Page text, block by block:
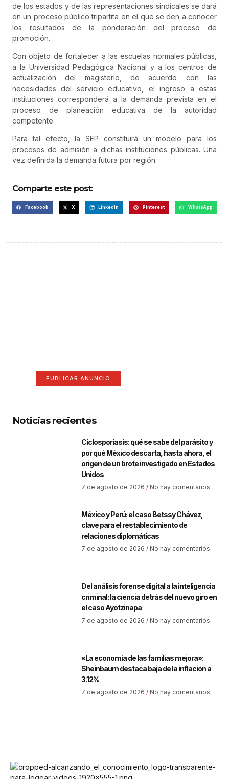
de los estados y de las representaciones sindicales se dará
en un proceso público tripartita en el que se den a conocer
los resultados de la ponderación del proceso de
promoción.
Con objeto de fortalecer a las escuelas normales públicas,
a la Universidad Pedagógica Nacional y a los centros de
actualización del magisterio, de acuerdo con las
necesidades del servicio educativo, el ingreso a estas
instituciones corresponderá a la demanda prevista en el
proceso de planeación educativa de la autoridad
competente.
Para tal efecto, la SEP constituirá un modelo para los
procesos de admisión a dichas instituciones públicas. Una
vez definida la demanda futura por región.
Comparte este post:
Facebook X LinkedIn Pinterest WhatsApp
PUBLICAR ANUNCIO
Noticias recientes
Ciclosporiasis: qué se sabe del parásito y
por qué México descarta, hasta ahora, el
origen de un brote investigado en Estados
Unidos
7 de agosto de 2026 No hay comentarios
México y Perú: el caso Betssy Chávez,
clave para el restablecimiento de
relaciones diplomáticas
7 de agosto de 2026 No hay comentarios
Del análisis forense digital a la inteligencia
criminal: la ciencia detrás del nuevo giro en
el caso Ayotzinapa
7 de agosto de 2026 No hay comentarios
«La economía de las familias mejora»:
Sheinbaum destaca baja de la inflación a
3.12%
7 de agosto de 2026 No hay comentarios